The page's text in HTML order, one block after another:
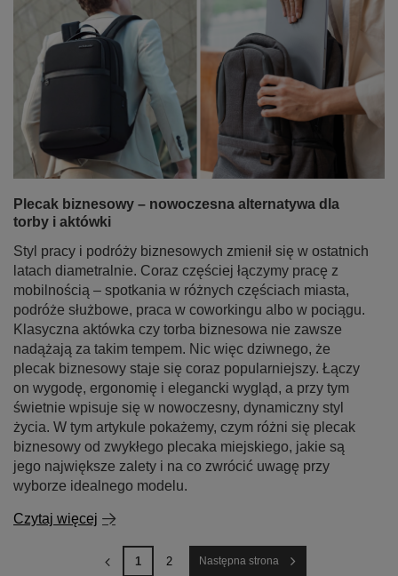
Plecak biznesowy – nowoczesna alternatywa dla
torby i aktówki
Styl pracy i podróży biznesowych zmienił się w ostatnich
latach diametralnie. Coraz częściej łączymy pracę z
mobilnością – spotkania w różnych częściach miasta,
podróże służbowe, praca w coworkingu albo w pociągu.
Klasyczna aktówka czy torba biznesowa nie zawsze
nadążają za takim tempem. Nic więc dziwnego, że
plecak biznesowy staje się coraz popularniejszy. Łączy
on wygodę, ergonomię i elegancki wygląd, a przy tym
świetnie wpisuje się w nowoczesny, dynamiczny styl
życia. W tym artykule pokażemy, czym różni się plecak
biznesowy od zwykłego plecaka miejskiego, jakie są
jego największe zalety i na co zwrócić uwagę przy
wyborze idealnego modelu.
Czytaj więcej
1 2 Następna strona